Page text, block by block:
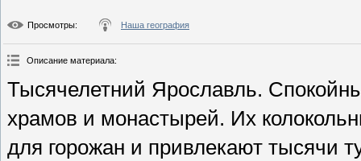
Просмотры: Наша география
Описание материала:
Тысячелетний Ярославль.
храмов и монастырей. Их
для горожан и привлекают тысячи